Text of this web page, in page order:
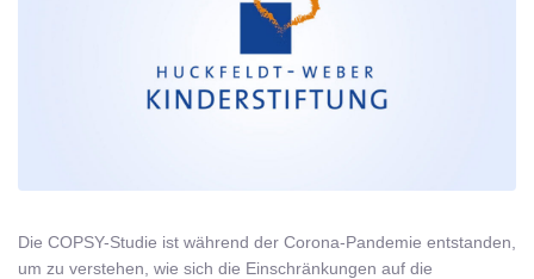
Die COPSY-Studie ist während der Corona-Pandemie entstanden,
um zu verstehen, wie sich die Einschränkungen auf die